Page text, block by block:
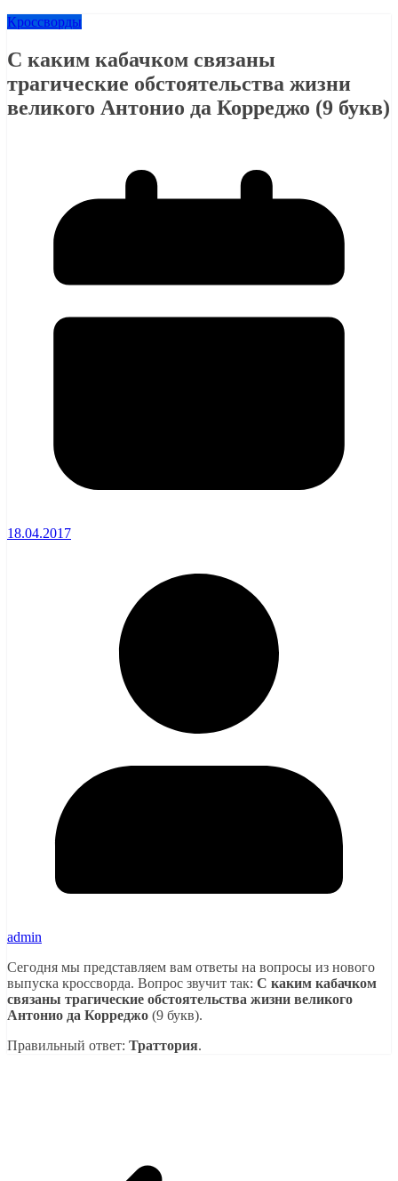
Кроссворды
С каким кабачком связаны
трагические обстоятельства жизни
великого Антонио да Корреджо (9 букв)
18.04.2017
admin
Сегодня мы представляем вам ответы на вопросы из нового
выпуска кроссворда. Вопрос звучит так: С каким кабачком
связаны трагические обстоятельства жизни великого
Антонио да Корреджо (9 букв).
Правильный ответ: Траттория.